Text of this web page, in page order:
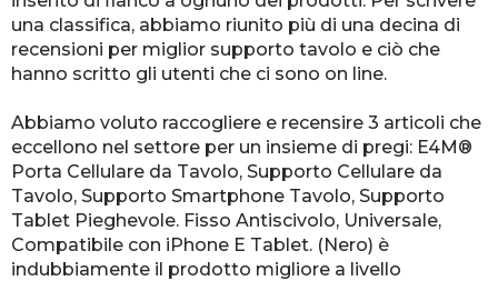
una classifica, abbiamo riunito più di una decina di
recensioni per miglior supporto tavolo e ciò che
hanno scritto gli utenti che ci sono on line.
Abbiamo voluto raccogliere e recensire 3 articoli che
eccellono nel settore per un insieme di pregi: E4M®
Porta Cellulare da Tavolo, Supporto Cellulare da
Tavolo, Supporto Smartphone Tavolo, Supporto
Tablet Pieghevole. Fisso Antiscivolo, Universale,
Compatibile con iPhone E Tablet. (Nero) è
indubbiamente il prodotto migliore a livello